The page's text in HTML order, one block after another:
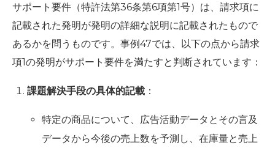
サポート要件（特許法第36条第6項第1号）は、請求項に
記載された発明が発明の詳細な説明に記載されたもので
あるかを問うものです。事例47では、以下の点から請求
項1の発明がサポート要件を満たすと判断されています：
課題解決手段の具体的記載 ：
特定の商品について、広告活動データとその言及
データから今後の売上数を予測し、在庫量と売上